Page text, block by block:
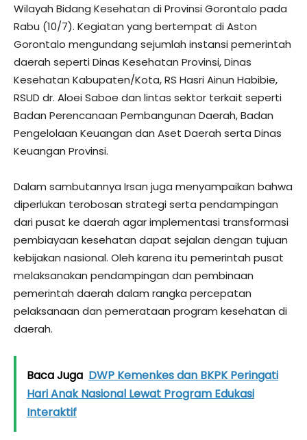
Wilayah Bidang Kesehatan di Provinsi Gorontalo pada
Rabu (10/7). Kegiatan yang bertempat di Aston
Gorontalo mengundang sejumlah instansi pemerintah
daerah seperti Dinas Kesehatan Provinsi, Dinas
Kesehatan Kabupaten/Kota, RS Hasri Ainun Habibie,
RSUD dr. Aloei Saboe dan lintas sektor terkait seperti
Badan Perencanaan Pembangunan Daerah, Badan
Pengelolaan Keuangan dan Aset Daerah serta Dinas
Keuangan Provinsi.
Dalam sambutannya Irsan juga menyampaikan bahwa
diperlukan terobosan strategi serta pendampingan
dari pusat ke daerah agar implementasi transformasi
pembiayaan kesehatan dapat sejalan dengan tujuan
kebijakan nasional. Oleh karena itu pemerintah pusat
melaksanakan pendampingan dan pembinaan
pemerintah daerah dalam rangka percepatan
pelaksanaan dan pemerataan program kesehatan di
daerah.
Baca Juga DWP Kemenkes dan BKPK Peringati
Hari Anak Nasional Lewat Program Edukasi
Interaktif